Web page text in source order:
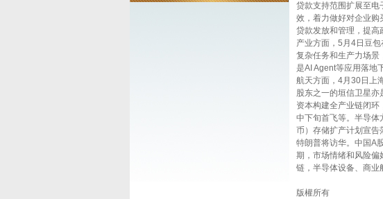
贷款支持范围扩展至电
效，着力做好对企业购
贷款发放和管理，提高
产业方面，5月4日豆
复杂任务和生产力场景
是AI Agent等应用落地
航天方面，4月30日上
股东之一的垣信卫星亦
资本构建全产业链闭
中下旬首飞等。半导
币）存储扩产计划宣告
特朗普将访华。中国A
期，市场情绪和风险偏
链，半导体设备、商业
版權所有